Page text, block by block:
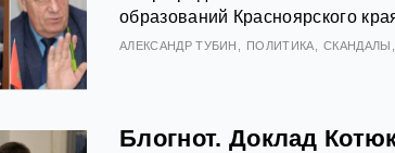
образований Красноярского
АЛЕКСАНДР ТУБИН ПОЛИТИКА СКАНДАЛЫ
Блогнот. Доклад